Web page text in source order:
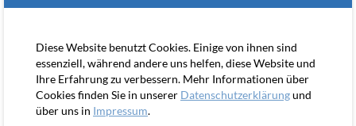
MANAGEMENT FORUM STARNBERG
Diese Website benutzt Cookies. Einige von ihnen sind
essenziell, während andere uns helfen, diese Website und
Ihre Erfahrung zu verbessern. Mehr Informationen über
Cookies finden Sie in unserer Datenschutzerklärungund
über uns in Impressum.